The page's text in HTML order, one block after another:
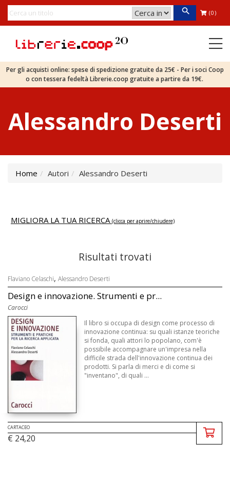
(0)
Per gli acquisti online: spese di spedizione gratuite da 25€ - Per i soci Coop
o con tessera fedeltà Librerie.coop gratuite a partire da 19€.
Alessandro Deserti
Home Autori Alessandro Deserti
MIGLIORA LA TUA RICERCA (clicca per aprire/chiudere)
Risultati trovati
Flaviano Celaschi, Alessandro Deserti
Design e innovazione. Strumenti e pr...
Carocci
Il libro si occupa di design come processo di
innovazione continua: su quali istanze teoriche
si fonda, quali attori lo popolano, com'è
possibile accompagnare un'impresa nella
difficile strada dell'innovazione continua dei
prodotti. Si parla di merci e di come si
"inventano", di quali ...
CARTACEO
€ 24,20